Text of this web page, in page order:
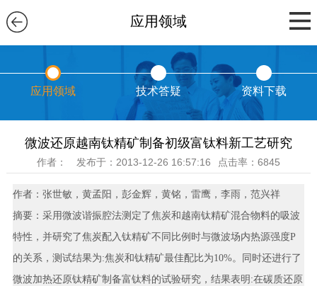
应用领域
应用领域 技术答疑 资料下载
微波还原越南钛精矿制备初级富钛料新工艺研究
作者： 发布于：2013-12-26 16:57:16 点击率：6845
作者：张世敏，黄孟阳，彭金辉，黄铭，雷鹰，李雨，范兴祥
摘要：采用微波谐振腔法测定了焦炭和越南钛精矿混合物料的吸波
特性，并研究了焦炭配入钛精矿不同比例时与微波场内热源强度P
的关系，测试结果为:焦炭和钛精矿最佳配比为10%。同时还进行了
微波加热还原钛精矿制备富钛料的试验研究，结果表明:在碳质还原